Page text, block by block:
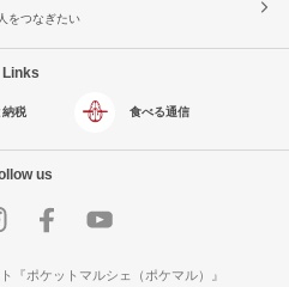
をつなぎたい
Links
納税 食べる通信
us
『ポケットマルシェ（ポケマル）』